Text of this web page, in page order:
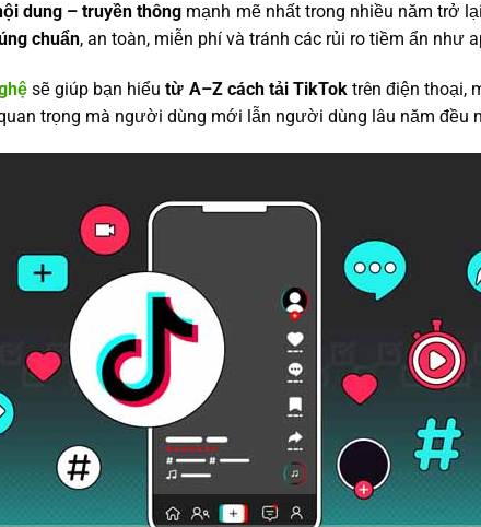
dung – truyền thông mạnh mẽ nhất trong nhiều năm trở
chuẩn, an toàn, miễn phí và tránh các rủi ro tiềm ẩn như
sẽ giúp bạn hiểutừ A–Z cách tải TikToktrên điện thoại,
trọng mà người dùng mới lẫn người dùng lâu năm đều